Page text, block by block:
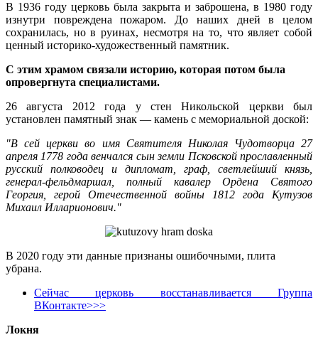
В 1936 году церковь была закрыта и заброшена, в 1980 году
изнутри повреждена пожаром. До наших дней в целом
сохранилась, но в руинах, несмотря на то, что являет собой
ценный историко-художественный памятник.
С этим храмом связали историю, которая потом была
опровергнута специалистами.
26 августа 2012 года у стен Никольской церкви был
установлен памятный знак — камень с мемориальной доской:
"В сей церкви во имя Святителя Николая Чудотворца 27
апреля 1778 года венчался сын земли Псковской прославленный
русский полководец и дипломат, граф, светлейший князь,
генерал-фельдмаршал, полный кавалер Ордена Святого
Георгия, герой Отечественной войны 1812 года Кутузов
Михаил Илларионович."
В 2020 году эти данные признаны ошибочными, плита
убрана.
Сейчас церковь восстанавливается Группа
ВКонтакте>>>
Локня